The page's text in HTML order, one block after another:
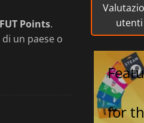
Points.
un paese o
utenti
for